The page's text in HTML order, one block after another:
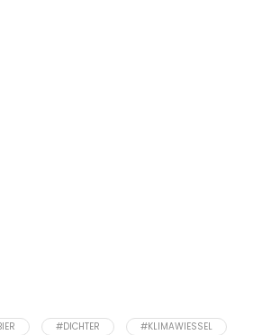
#DICHTER #KLIMAWIESSEL